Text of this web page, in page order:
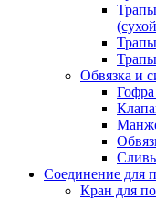
Обвязка и
Соединение для
Кран для